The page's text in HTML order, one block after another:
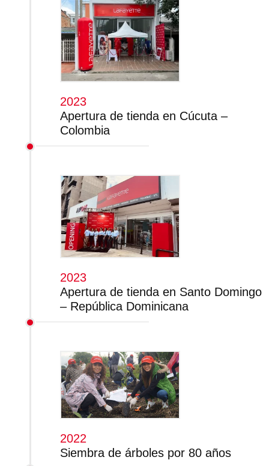
2023
Apertura de tienda en Cúcuta –
Colombia
2023
Apertura de tienda en Santo Domingo
– República Dominicana
2022
Siembra de árboles por 80 años